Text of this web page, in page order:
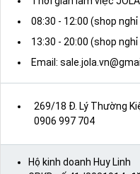
08:30 - 12:00 (shop
13:30 - 20:00 (shop
Email:
269/18 Đ. Lý Thường
0906 997 704
Hộ kinh doanh Huy Linh